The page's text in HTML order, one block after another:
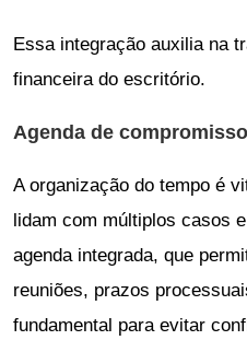
Essa integração auxilia na
financeira do escritório.
Agenda de
A organização do tempo é
lidam com múltiplos casos
agenda integrada, que
reuniões, prazos
fundamental para evitar